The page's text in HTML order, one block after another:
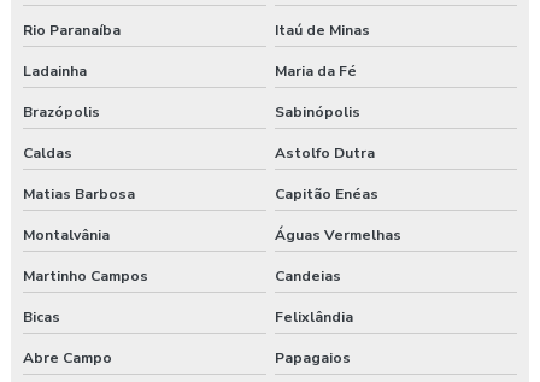
Rio Paranaíba Itaú de Minas
Ladainha Maria da Fé
Brazópolis Sabinópolis
Caldas Astolfo Dutra
Matias Barbosa Capitão Enéas
Montalvânia Águas Vermelhas
Martinho Campos Candeias
Bicas Felixlândia
Abre Campo Papagaios